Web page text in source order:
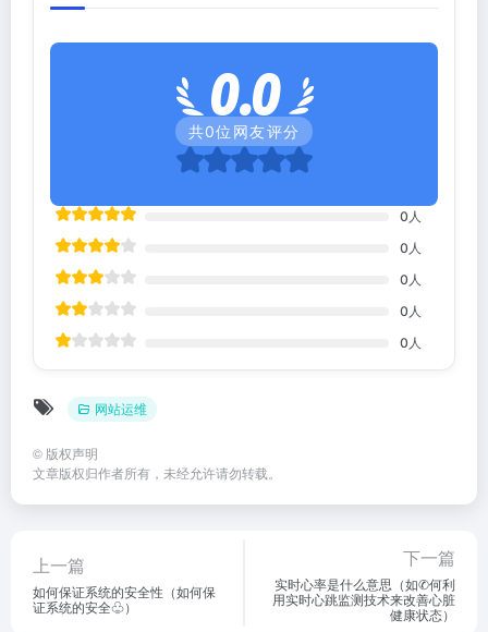
0.0
共0位网友评分
0 人
0 人
0 人
0 人
0 人
网站运维
© 版权声明
文章版权归作者所有，未经允许请勿转载。
上一篇
如何保证系统的安全性（如何保
证系统的安全♧）
下一篇
实时心率是什么意思（如✆何利
用实时心跳监测技术来改善心脏
健康状态）